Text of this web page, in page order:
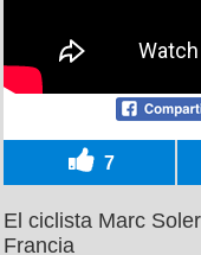
7
El ciclista Marc
Francia